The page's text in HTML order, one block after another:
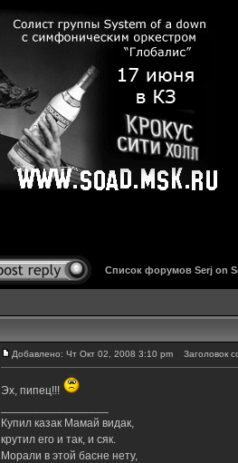
Список форумов Serj on
Добавлено: Чт Окт 02, 2008 3:10 pm Заголовок
Эх, пипец!!!
Купил казак Мамай видак,
крутил его и так, и сяк.
Морали в этой басне нету,